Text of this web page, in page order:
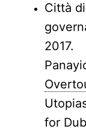
Città
2017.
for